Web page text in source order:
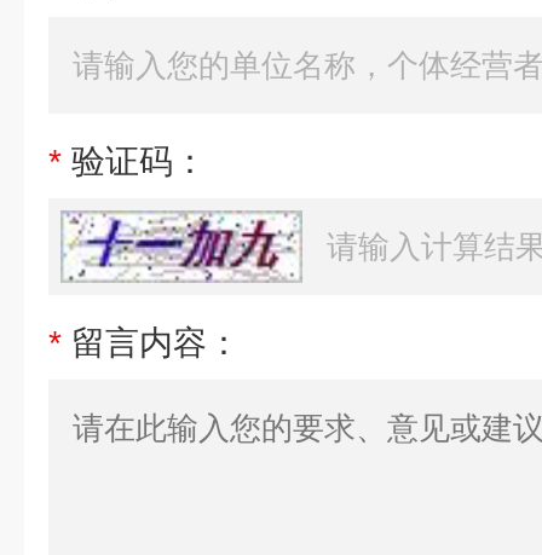
* 验证码：
* 留言内容：